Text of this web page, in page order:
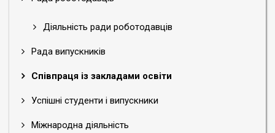
Діяльність ради роботодавців
Рада випускників
Співпраця із закладами освіти
Успішні студенти і випускники
Міжнародна діяльність